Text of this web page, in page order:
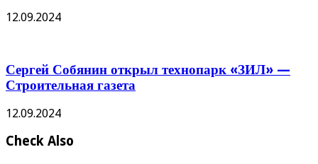
12.09.2024
Сергей Собянин открыл технопарк «ЗИЛ» —
Строительная газета
12.09.2024
Check Also